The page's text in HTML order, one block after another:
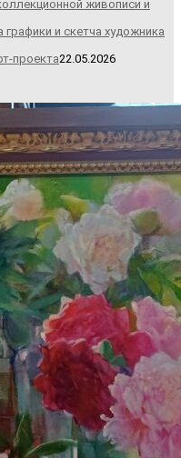
живописи и
и скетча художника
проекта22.05.2026